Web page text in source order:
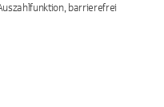
barrierefrei